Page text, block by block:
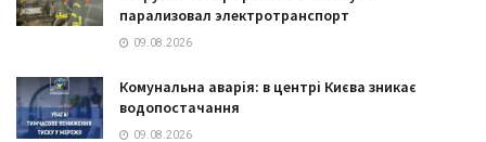
парализовал электротранспорт
09.08.2026
Комунальна аварія: в центрі Києва зникає
водопостачання
09.08.2026